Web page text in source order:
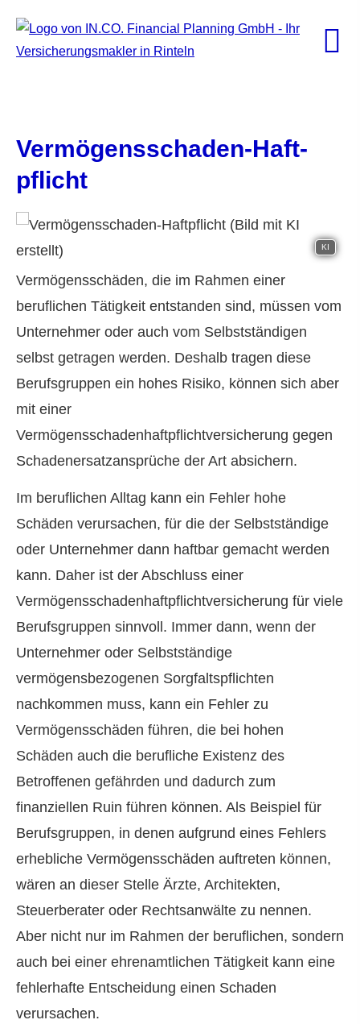
Vermögensschaden-Haft­
pflicht
KI
Vermögensschäden, die im Rahmen einer
beruflichen Tätigkeit entstanden sind, müssen vom
Unternehmer oder auch vom Selbstständigen
selbst getragen werden. Deshalb tragen diese
Berufsgruppen ein hohes Risiko, können sich aber
mit einer
Vermögensschadenhaftpflichtversicherung gegen
Schadenersatzansprüche der Art absichern.
Im beruflichen Alltag kann ein Fehler hohe
Schäden verursachen, für die der Selbstständige
oder Unternehmer dann haftbar gemacht werden
kann. Daher ist der Abschluss einer
Vermögensschadenhaftpflichtversicherung für viele
Berufsgruppen sinnvoll. Immer dann, wenn der
Unternehmer oder Selbstständige
vermögensbezogenen Sorgfaltspflichten
nachkommen muss, kann ein Fehler zu
Vermögensschäden führen, die bei hohen
Schäden auch die berufliche Existenz des
Betroffenen gefährden und dadurch zum
finanziellen Ruin führen können. Als Beispiel für
Berufsgruppen, in denen aufgrund eines Fehlers
erhebliche Vermögensschäden auftreten können,
wären an dieser Stelle Ärzte, Architekten,
Steuerberater oder Rechtsanwälte zu nennen.
Aber nicht nur im Rahmen der beruflichen, sondern
auch bei einer ehrenamtlichen Tätigkeit kann eine
fehlerhafte Entscheidung einen Schaden
verursachen.